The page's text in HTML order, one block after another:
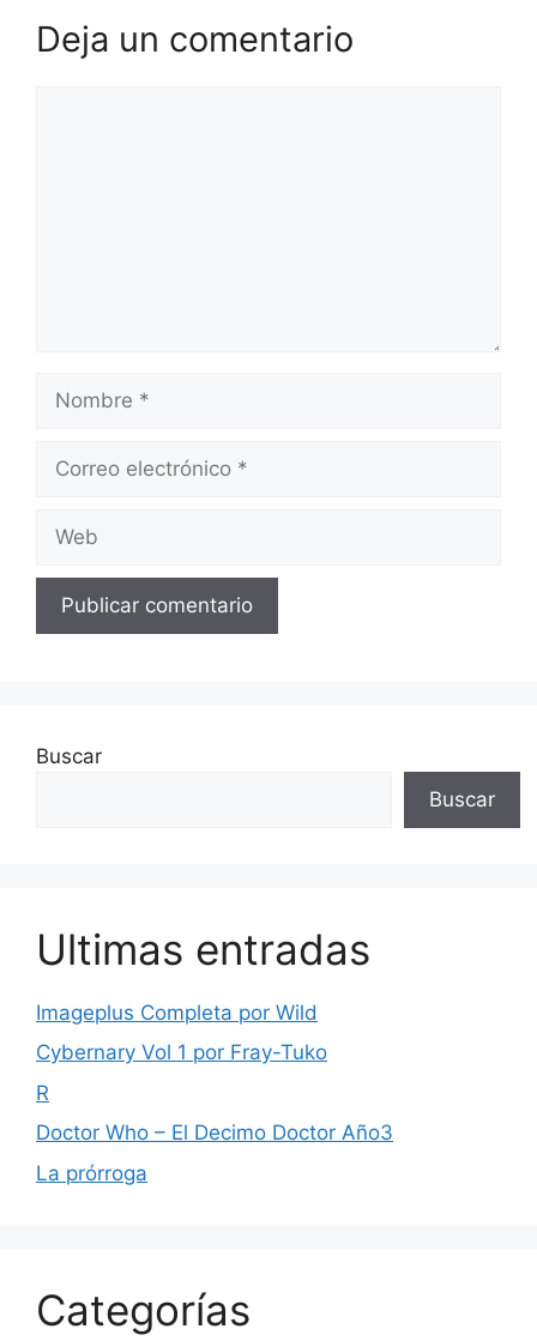
Deja un comentario
electrónico
Buscar
Buscar
Ultimas entradas
Imageplus Completa por Wild
Cybernary Vol 1 por Fray-Tuko
R
Doctor Who – El Decimo Doctor Año3
La prórroga
Categorías